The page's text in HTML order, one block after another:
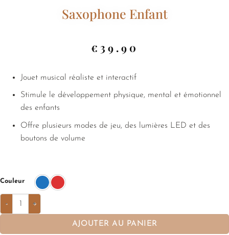
Saxophone Enfant
€ 39.90
Jouet musical réaliste et interactif
Stimule le développement physique, mental et émotionnel
des enfants
Offre plusieurs modes de jeu, des lumières LED et des
boutons de volume
Couleur
AJOUTER AU PANIER